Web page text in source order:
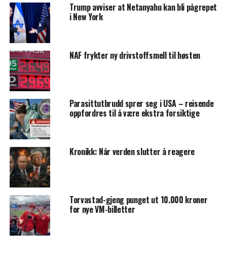
Trump avviser at Netanyahu kan bli pågrepet
i New York
NAF frykter ny drivstoffsmell til høsten
Parasittutbrudd sprer seg i USA – reisende
oppfordres til å være ekstra forsiktige
Kronikk: Når verden slutter å reagere
Torvastad-gjeng punget ut 10.000 kroner
for nye VM-billetter